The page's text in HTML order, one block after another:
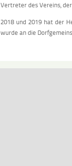
Vertreter des Vereins,
2018 und 2019 hat der
wurde an die